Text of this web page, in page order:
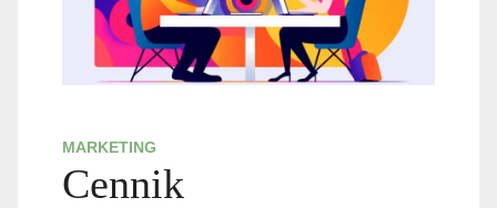
MARKETING
Cennik